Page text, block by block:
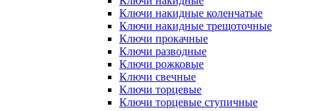
Ключи накидные коленчатые
Ключи накидные трещоточные
Ключи прокачные
Ключи разводные
Ключи рожковые
Ключи свечные
Ключи торцевые
Ключи торцевые ступичные